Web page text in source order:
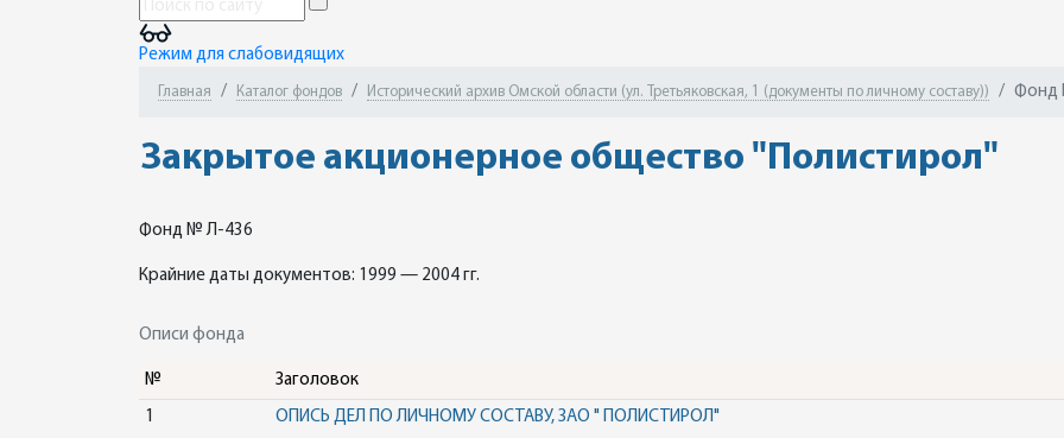
Режим для слабовидящих
Главная Каталог фондов Исторический архив Омской области (ул. Третьяковская, 1 (документы по личному составу)) Фонд
Закрытое акционерное общество "Полистирол"
Фонд № Л-436
Крайние даты документов: 1999 — 2004 гг.
Описи фонда
№ Заголовок
1 ОПИСЬ ДЕЛ ПО ЛИЧНОМУ СОСТАВУ, ЗАО " ПОЛИСТИРОЛ"